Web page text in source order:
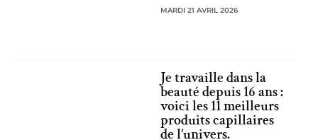
MARDI 21 AVRIL 2026
Je travaille dans la
beauté depuis 16 ans :
voici les 11 meilleurs
produits capillaires
de l’univers.